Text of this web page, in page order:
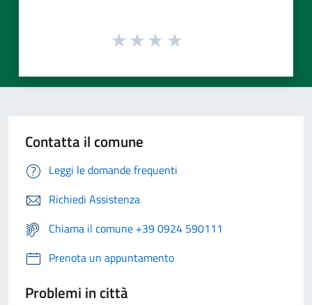
Contatta il comune
Leggi le domande frequenti
Richiedi Assistenza
Chiama il comune +39 0924 590111
Prenota un appuntamento
Problemi in città